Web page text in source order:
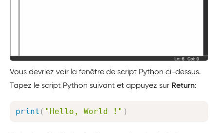
Vous devriez voir la fenêtre de script Python ci-dessus.
Tapez le script Python suivant et appuyez sur Return:
print ( "Hello, World !" )